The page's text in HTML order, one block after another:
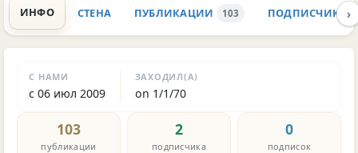
ИНФО СТЕНА ПУБЛИКАЦИИ 103 ПОДПИСЧИКИ›
С НАМИ
с 06 июл 2009
ЗАХОДИЛ(А)
on 1/1/70
103
публикации
2
подписчика
0
подписок